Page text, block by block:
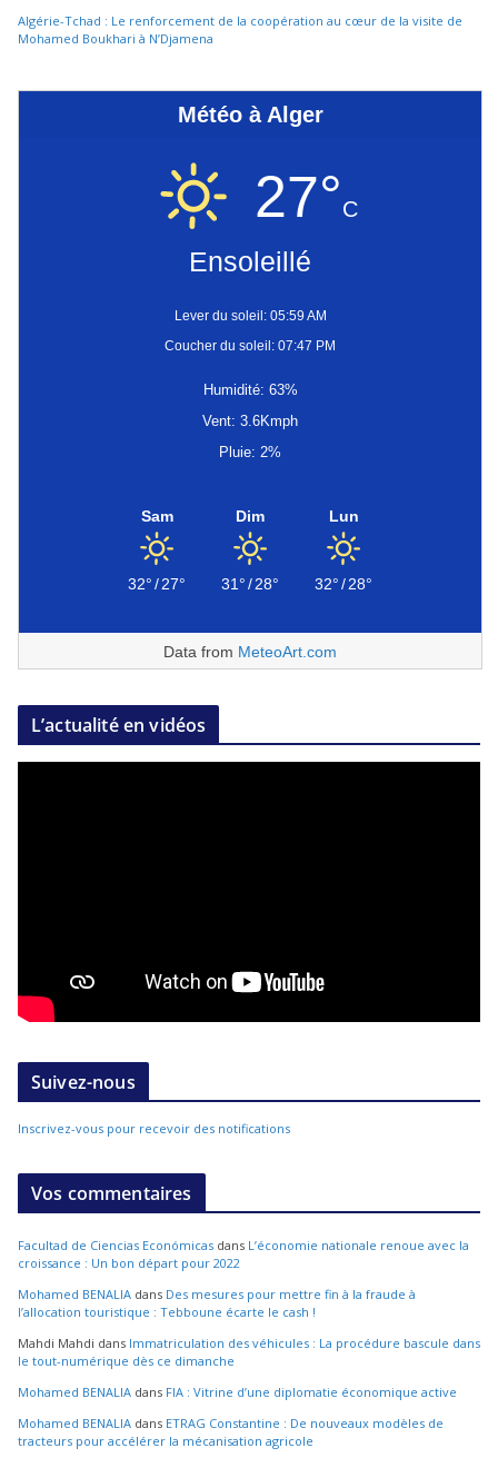
Algérie-Tchad : Le renforcement de la coopération au cœur de la visite de
Mohamed Boukhari à N’Djamena
Météo à Alger
27°C
Ensoleillé
Lever du soleil: 05:59 AM
Coucher du soleil: 07:47 PM
Humidité: 63%
Vent: 3.6Kmph
Pluie: 2%
Sam
32°/27°
Dim
31°/28°
Lun
32°/28°
Data from MeteoArt.com
L’actualité en vidéos
Suivez-nous
Inscrivez-vous pour recevoir des notifications
Vos commentaires
Facultad de Ciencias Económicas dans L’économie nationale renoue avec la
croissance : Un bon départ pour 2022
Mohamed BENALIA dans Des mesures pour mettre fin à la fraude à
l’allocation touristique : Tebboune écarte le cash !
Mahdi Mahdi dans Immatriculation des véhicules : La procédure bascule dans
le tout-numérique dès ce dimanche
Mohamed BENALIA dans FIA : Vitrine d’une diplomatie économique active
Mohamed BENALIA dans ETRAG Constantine : De nouveaux modèles de
tracteurs pour accélérer la mécanisation agricole